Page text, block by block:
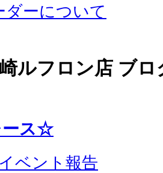
ダーについて
ルフロン店 ブ
ース☆
イベント報告